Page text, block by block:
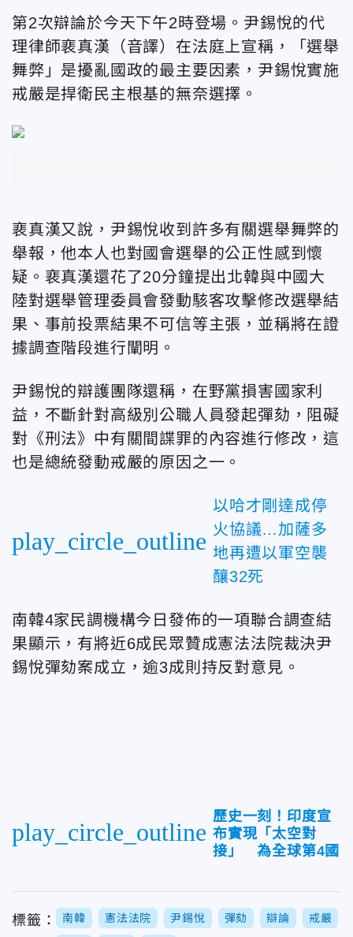
第2次辯論於今天下午2時登場。尹錫悅的代
理律師裵真漢（音譯）在法庭上宣稱，「選舉
舞弊」是擾亂國政的最主要因素，尹錫悅實施
戒嚴是捍衛民主根基的無奈選擇。
裵真漢又說，尹錫悅收到許多有關選舉舞弊的
舉報，他本人也對國會選舉的公正性感到懷
疑。裵真漢還花了20分鐘提出北韓與中國大
陸對選舉管理委員會發動駭客攻擊修改選舉結
果、事前投票結果不可信等主張，並稱將在證
據調查階段進行闡明。
尹錫悅的辯護團隊還稱，在野黨損害國家利
益，不斷針對高級別公職人員發起彈劾，阻礙
對《刑法》中有關間諜罪的內容進行修改，這
也是總統發動戒嚴的原因之一。
play_circle_outline
以哈才剛達成停
火協議…加薩多
地再遭以軍空襲
釀32死
南韓4家民調機構今日發佈的一項聯合調查結
果顯示，有將近6成民眾贊成憲法法院裁決尹
錫悅彈劾案成立，逾3成則持反對意見。
play_circle_outline
歷史一刻！印度宣
布實現「太空對
接」 為全球第4國
標籤： 南韓 憲法法院 尹錫悅 彈劾 辯論 戒嚴